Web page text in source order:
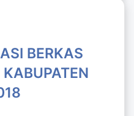
BERKAS